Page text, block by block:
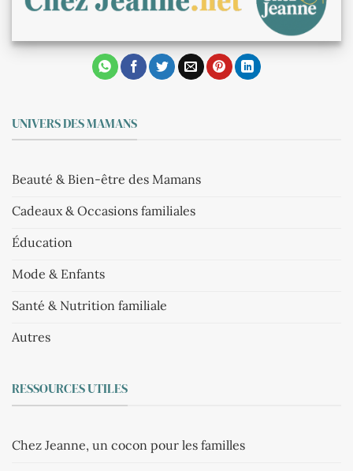
UNIVERS DES MAMANS
Beauté & Bien-être des Mamans
Cadeaux & Occasions familiales
Éducation
Mode & Enfants
Santé & Nutrition familiale
Autres
RESSOURCES UTILES
Chez Jeanne, un cocon pour les familles